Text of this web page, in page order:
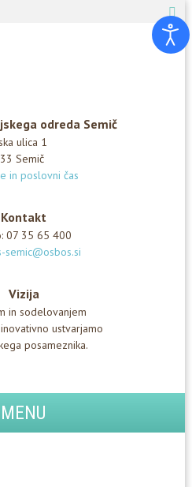
odreda Semič
ulica 1
Semič
in poslovni čas
Kontakt
07 35 65 400
semic@osbos.si
Vizija
in sodelovanjem
ustvarjamo
posameznika.
MENU